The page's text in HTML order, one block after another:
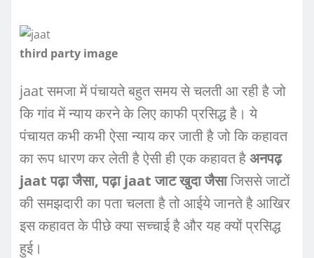
third party image
jaat समजा में पंचायते बहुत समय से चलती आ रही है जो
कि गांव में न्‍याय करने के लिए काफी प्रसिद्ध है। ये
पंचायत कभी कभी ऐसा न्‍याय कर जाती है जो कि कहावत
का रूप धारण कर लेती है ऐसी ही एक कहावत हैअनपढ़
jaat पढ़ा जैसा, पढ़ा jaat जाट खुदा जैसाजिससे जाटों
की समझदारी का पता चलता है तो आईये जानते है आखिर
इस कहावत के पीछे क्‍या सच्‍चाई है और यह क्‍यों प्रसिद्ध
हुई।